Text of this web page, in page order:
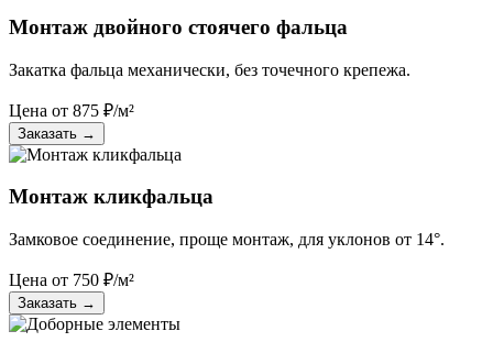
Монтаж двойного стоячего фальца
Закатка фальца механически, без точечного крепежа.
Цена от 875 ₽/м²
Заказать →
Монтаж кликфальца
Замковое соединение, проще монтаж, для уклонов от 14°.
Цена от 750 ₽/м²
Заказать →